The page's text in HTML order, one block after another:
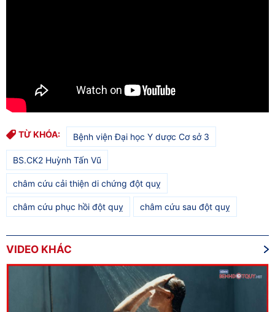
TỪ KHÓA: Bệnh viện Đại học Y dược Cơ sở 3
BS.CK2 Huỳnh Tấn Vũ
châm cứu cải thiện di chứng đột quỵ
châm cứu phục hồi đột quỵ châm cứu sau đột quỵ
VIDEO KHÁC